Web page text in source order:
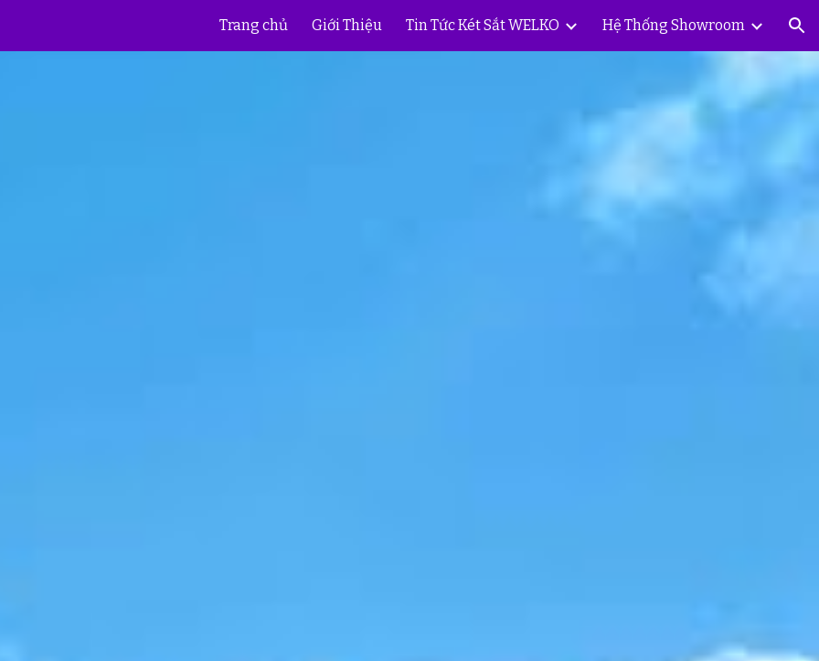
Skip to navigation
Trang chủ Giới Thiệu Tin Tức Két Sắt WELKO Hệ Thống Showroom